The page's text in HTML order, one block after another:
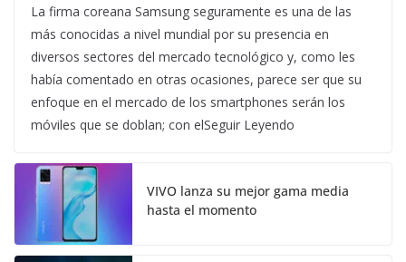
La firma coreana Samsung seguramente es una de las
más conocidas a nivel mundial por su presencia en
diversos sectores del mercado tecnológico y, como les
había comentado en otras ocasiones, parece ser que su
enfoque en el mercado de los smartphones serán los
móviles que se doblan; con elSeguir Leyendo
VIVO lanza su mejor gama media
hasta el momento